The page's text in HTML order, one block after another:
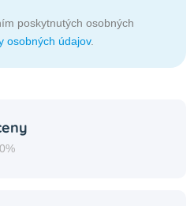
poskytnutých osobných
osobných údajov.